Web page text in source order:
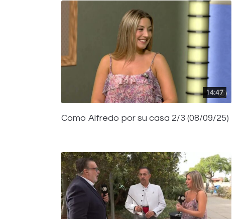
14:47
Como Alfredo por su casa 2/3 (08/09/25)